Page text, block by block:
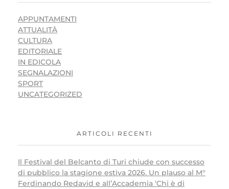
APPUNTAMENTI
ATTUALITÀ
CULTURA
EDITORIALE
IN EDICOLA
SEGNALAZIONI
SPORT
UNCATEGORIZED
ARTICOLI RECENTI
Il Festival del Belcanto di Turi chiude con successo
di pubblico la stagione estiva 2026. Un plauso al M°
Ferdinando Redavid e all’Accademia ‘Chi è di